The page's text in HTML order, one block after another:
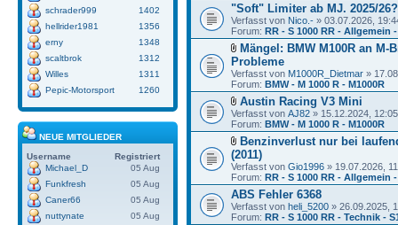
schrader999
1402
hellrider1981
1356
erny
1348
scaltbrok
1312
Willes
1311
Pepic-Motorsport
1260
NEUE MITGLIEDER
Username
Registriert
Michael_D
05 Aug
Funkfresh
05 Aug
Caner66
05 Aug
nuttynate
05 Aug
"Soft" Limiter ab MJ. 2025/26?
Verfasst von Nico.- » 03.07.2026,
Forum: RR - S 1000 RR - Allgemein
Mängel: BMW M100R an M-
Probleme
Verfasst von M1000R_Dietmar »
Forum: BMW - M 1000 R - M1000R
Austin Racing V3 Mini
Verfasst von AJ82 » 15.12.2024, 12:05
Forum: BMW - M 1000 R - M1000R
Benzinverlust nur bei
(2011)
Verfasst von Gio1996 » 19.07.2026,
Forum: RR - S 1000 RR - Allgemein -
ABS Fehler 6368
Verfasst von heli_5200 » 26.09.2025,
Forum: RR - S 1000 RR - Technik -